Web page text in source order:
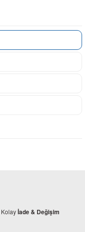
Kolayİade & Değişim